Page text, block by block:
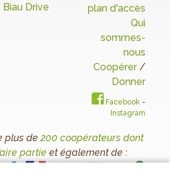
Biau Drive
plan d'accès
Qui
sommes-
nous
Coopérer/
Donner
Facebook-
Instagram
plus de200 coopérateurs dont
partie et également de :